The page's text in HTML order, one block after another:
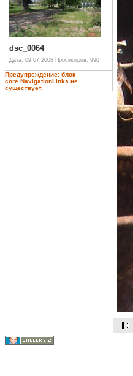
dsc_0064
Дата: 09.07.2008 Просмотров: 990
Предупреждение: блок
core.NavigationLinks не
существует.